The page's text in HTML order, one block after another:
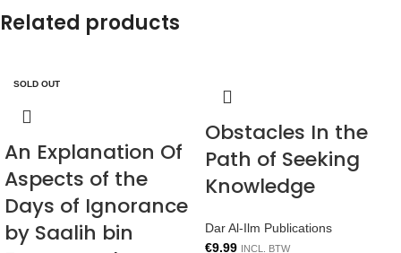
Related products
SOLD OUT
An Explanation Of
Aspects of the
Days of Ignorance
by Saalih bin
Obstacles In the
Path of Seeking
Knowledge
Dar Al-Ilm Publications
€9.99 INCL. BTW